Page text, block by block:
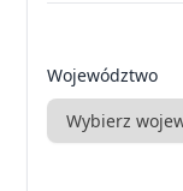
Województwo